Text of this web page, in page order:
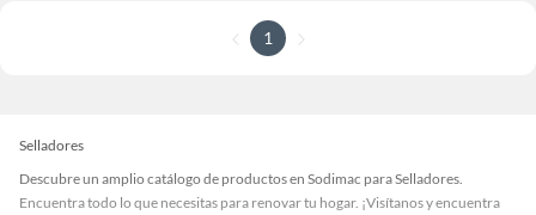
1
Selladores
Descubre un amplio catálogo de productos en Sodimac para Selladores.
Encuentra todo lo que necesitas para renovar tu hogar. ¡Visítanos y encuentra